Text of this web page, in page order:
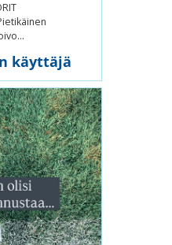
käyttäjä